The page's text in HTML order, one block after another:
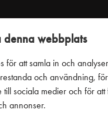
denna webbplats
för att samla in och
och användning,
sociala medier och för att
annonser.